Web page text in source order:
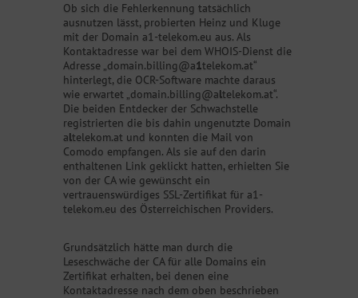
Ob sich die Fehlerkennung tatsächlich
ausnutzen lässt, probierten Heinz und Kluge
mit der Domain a1-telekom.eu aus. Als
Kontaktadresse war bei dem WHOIS-Dienst die
Adresse „domain.billing@a1telekom.at“
hinterlegt, die OCR-Software machte daraus
wie erwartet „domain.billing@altelekom.at“.
Die beiden Entdecker der Schwachstelle
registrierten die bis dahin ungenutzte Domain
altelekom.at und konnten die Mail von
Comodo empfangen. Als sie auf den darin
enthaltenen Link geklickt hatten, erhielten Sie
von der CA wie gewünscht ein
vertrauenswürdiges SSL-Zertifikat für a1-
telekom.eu des Österreichischen Providers.
Grundsätzlich hätte man durch die
Leseschwäche der CA für alle Domains ein
Zertifikat erhalten, bei denen eine
Kontaktadresse nach dem oben beschrieben